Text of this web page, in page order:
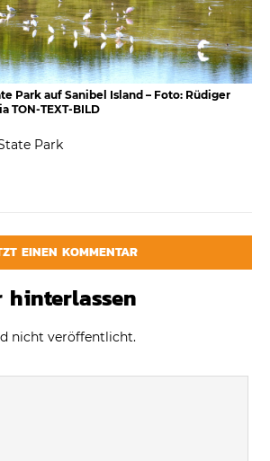
Park auf Sanibel Island – Foto: Rüdiger
TON-TEXT-BILD
Park
EINEN KOMMENTAR
hinterlassen
nicht veröffentlicht.